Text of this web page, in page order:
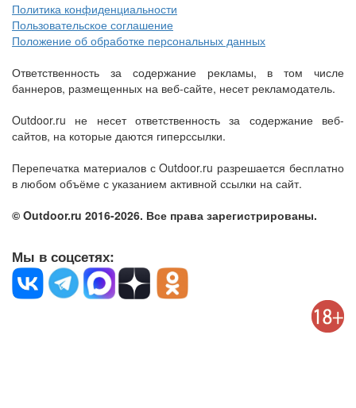
Политика конфиденциальности
Пользовательское соглашение
Положение об обработке персональных данных
Ответственность за содержание рекламы, в том числе
баннеров, размещенных на веб-сайте, несет рекламодатель.
Outdoor.ru не несет ответственность за содержание веб-
сайтов, на которые даются гиперссылки.
Перепечатка материалов с Outdoor.ru разрешается бесплатно
в любом объёме с указанием активной ссылки на сайт.
© Outdoor.ru 2016-2026. Все права зарегистрированы.
Мы в соцсетях: